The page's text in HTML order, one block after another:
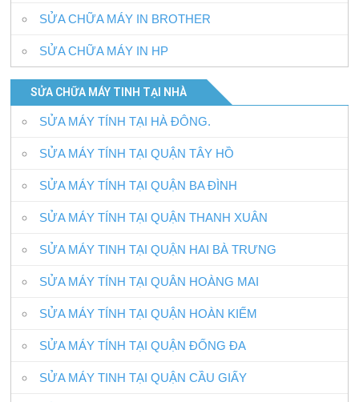
SỬA CHỮA MÁY IN BROTHER
SỬA CHỮA MÁY IN HP
SỬA CHỮA MÁY TINH TẠI NHÀ
SỬA MÁY TÍNH TẠI HÀ ĐÔNG.
SỬA MÁY TÍNH TẠI QUẬN TÂY HỒ
SỬA MÁY TÍNH TẠI QUẬN BA ĐÌNH
SỬA MÁY TÍNH TẠI QUẬN THANH XUÂN
SỬA MÁY TINH TẠI QUẬN HAI BÀ TRƯNG
SỬA MÁY TÍNH TẠI QUÂN HOÀNG MAI
SỬA MÁY TÍNH TẠI QUẬN HOÀN KIẾM
SỬA MÁY TÍNH TẠI QUẬN ĐỐNG ĐA
SỬA MÁY TINH TẠI QUẬN CẦU GIẤY